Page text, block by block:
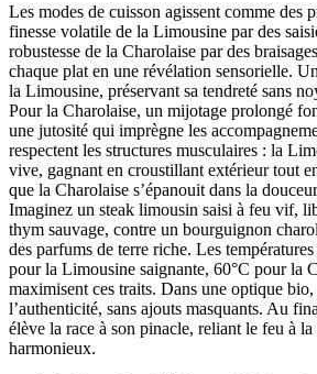
Les modes de cuisson agissent comme des
finesse volatile de la Limousine par des
robustesse de la Charolaise par des
chaque plat en une révélation sensorielle.
la Limousine, préservant sa tendreté sans
Pour la Charolaise, un mijotage prolongé
une jutosité qui imprègne les
respectent les structures musculaires : la
vive, gagnant en croustillant extérieur tout
que la Charolaise s’épanouit dans la
Imaginez un steak limousin saisi à feu vif,
thym sauvage, contre un bourguignon
des parfums de terre riche. Les
pour la Limousine saignante, 60°C pour la
maximisent ces traits. Dans une optique
l’authenticité, sans ajouts masquants. Au
élève la race à son pinacle, reliant le feu à
harmonieux.